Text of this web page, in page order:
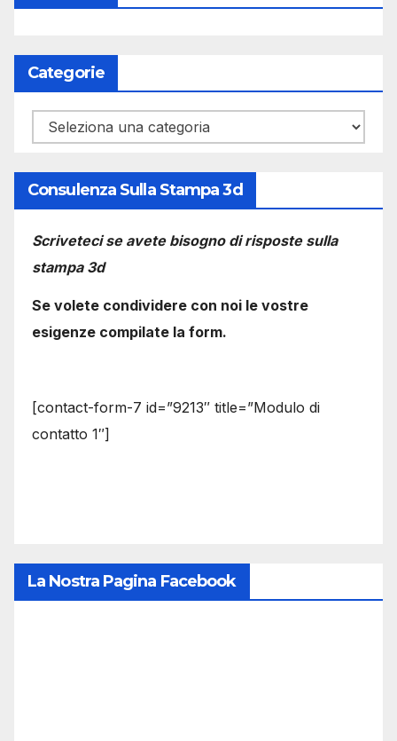
Categorie
Categorie
Consulenza Sulla Stampa 3d
Scriveteci se avete bisogno di risposte sulla
stampa 3d
Se volete condividere con noi le vostre
esigenze compilate la form.
[contact-form-7 id=”9213″ title=”Modulo di
contatto 1″]
La Nostra Pagina Facebook